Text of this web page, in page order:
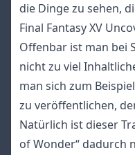
die Dinge zu sehen,
Final Fantasy XV
Offenbar ist man bei
nicht zu viel
man sich zum
zu veröffentlichen,
Natürlich ist dieser
of Wonder“ dadurch